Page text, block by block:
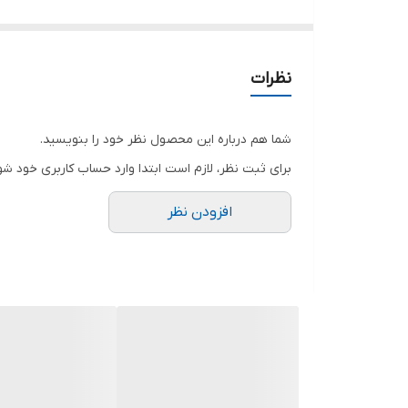
نظرات
شما هم درباره این محصول نظر خود را بنویسید.
برای ثبت نظر، لازم است ابتدا وارد حساب کاربری خود
افزودن نظر